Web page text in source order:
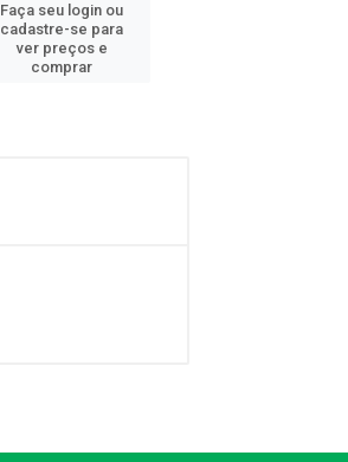
Faça seu login ou
cadastre-se para
ver preços e
comprar